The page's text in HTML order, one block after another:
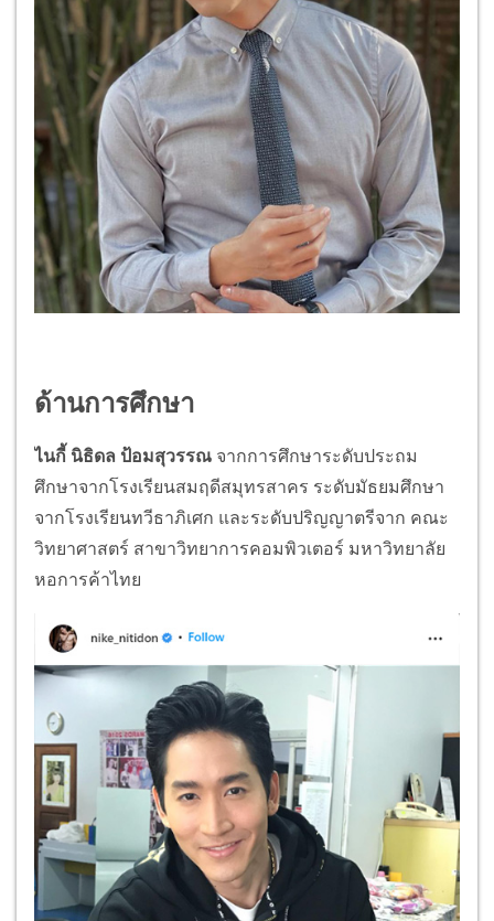
ด้านการศึกษา
ไนกี้ นิธิดล ป้อมสุวรรณ จากการศึกษาระดับประถม
ศึกษาจากโรงเรียนสมฤดีสมุทรสาคร ระดับมัธยมศึกษา
จากโรงเรียนทวีธาภิเศก และระดับปริญญาตรีจาก คณะ
วิทยาศาสตร์ สาขาวิทยาการคอมพิวเตอร์ มหาวิทยาลัย
หอการค้าไทย